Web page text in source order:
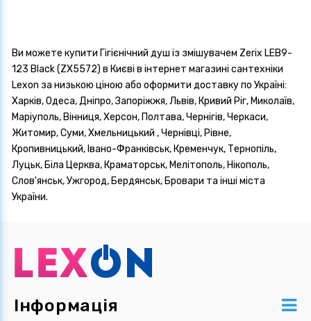
Ви можете купити Гігієнічний душ із змішувачем Zerix LEB9-
123 Black (ZX5572) в Києві в інтернет магазині сантехніки
Lexon за низькою ціною або оформити доставку по Україні:
Харків, Одеса, Дніпро, Запоріжжя, Львів, Кривий Ріг, Миколаїв,
Маріуполь, Вінниця, Херсон, Полтава, Чернігів, Черкаси,
Житомир, Суми, Хмельницький , Чернівці, Рівне,
Кропивницький, Івано-Франківськ, Кременчук, Тернопіль,
Луцьк, Біла Церква, Краматорськ, Мелітополь, Нікополь,
Слов'янськ, Ужгород, Бердянськ, Бровари та інші міста
України.
Інформація